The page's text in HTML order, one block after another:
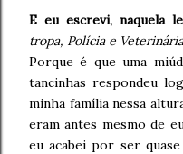
E eu escrevi, naquela
tropa, Polícia e
Porque é que uma
tancinhas respondeu
minha família nessa
eram antes mesmo de
eu acabei por ser